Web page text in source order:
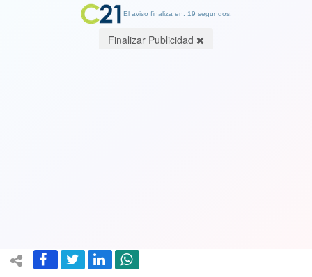
El aviso finaliza en: 19 segundos.
Finalizar Publicidad